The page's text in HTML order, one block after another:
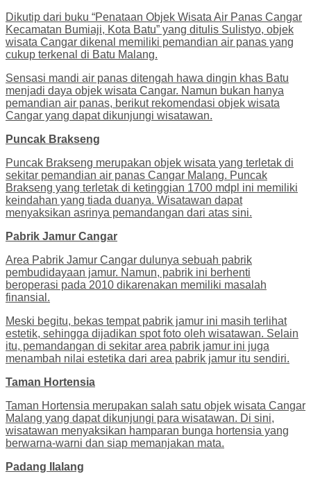
Dikutip dari buku “Penataan Objek Wisata Air Panas Cangar
Kecamatan Bumiaji, Kota Batu” yang ditulis Sulistyo, objek
wisata Cangar dikenal memiliki pemandian air panas yang
cukup terkenal di Batu Malang.
Sensasi mandi air panas ditengah hawa dingin khas Batu
menjadi daya objek wisata Cangar. Namun bukan hanya
pemandian air panas, berikut rekomendasi objek wisata
Cangar yang dapat dikunjungi wisatawan.
Puncak Brakseng
Puncak Brakseng merupakan objek wisata yang terletak di
sekitar pemandian air panas Cangar Malang. Puncak
Brakseng yang terletak di ketinggian 1700 mdpl ini memiliki
keindahan yang tiada duanya. Wisatawan dapat
menyaksikan asrinya pemandangan dari atas sini.
Pabrik Jamur Cangar
Area Pabrik Jamur Cangar dulunya sebuah pabrik
pembudidayaan jamur. Namun, pabrik ini berhenti
beroperasi pada 2010 dikarenakan memiliki masalah
finansial.
Meski begitu, bekas tempat pabrik jamur ini masih terlihat
estetik, sehingga dijadikan spot foto oleh wisatawan. Selain
itu, pemandangan di sekitar area pabrik jamur ini juga
menambah nilai estetika dari area pabrik jamur itu sendiri.
Taman Hortensia
Taman Hortensia merupakan salah satu objek wisata Cangar
Malang yang dapat dikunjungi para wisatawan. Di sini,
wisatawan menyaksikan hamparan bunga hortensia yang
berwarna-warni dan siap memanjakan mata.
Padang Ilalang